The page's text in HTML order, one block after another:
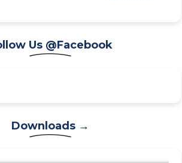
Us @Facebook
Downloads →